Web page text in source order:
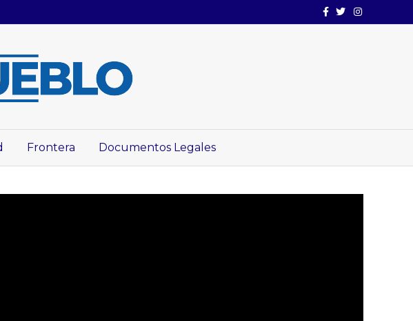
Facebook
TwitterInstagram
Frontera Documentos Legales